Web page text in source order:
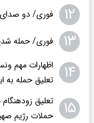
۱۲ فوری/ دو صدای
۱۳ فوری/ حمله
۱۴
اظهارات مهم
تعلیق حمله به
۱۵
تعلیق
حملات رژیم